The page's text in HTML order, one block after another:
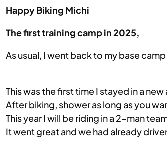
Happy Biking Michi
The first training camp in 2025,
As usual, I went back to my base
This was the first time I stayed in a
After biking, shower as long as you
This year I will be riding in a 2-man
It went great and we had already